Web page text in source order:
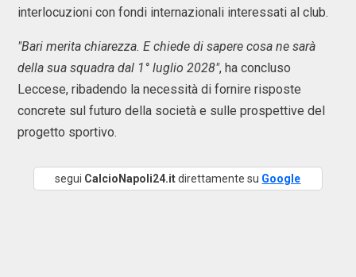
interlocuzioni con fondi internazionali interessati al club.
"Bari merita chiarezza. E chiede di sapere cosa ne sarà
della sua squadra dal 1° luglio 2028", ha concluso
Leccese, ribadendo la necessità di fornire risposte
concrete sul futuro della società e sulle prospettive del
progetto sportivo.
segui CalcioNapoli24.itdirettamente su Google